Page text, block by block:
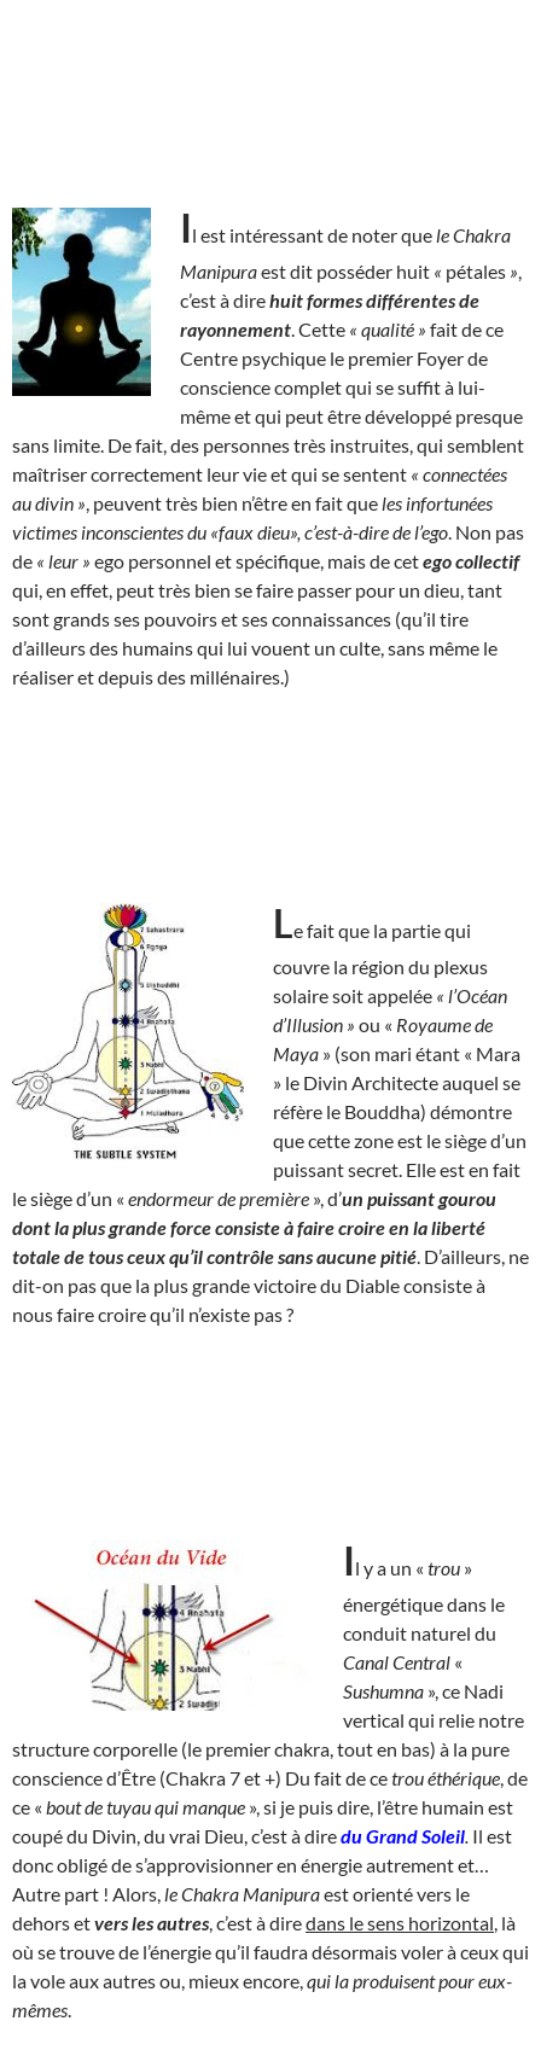
Il est intéressant de noter que le Chakra
Manipuraest dit posséder huit « pétales »
c’est à direhuit formes différentes de
rayonnement . Cette « qualité » fait de ce
Centre psychique le premier Foyer de
conscience complet qui se suffit à lui-
même et qui peut être développé presque
sans limite. De fait, des personnes très instruites, qui semblent
maîtriser correctement leur vie et qui se sentent « connectées
au divin » , peuvent très bien n’être en fait que les infortunées
victimes inconscientes du «faux dieu», c’est-à-dire de l’ego . Non pas
de « leur » ego personnel et spécifique, mais de cetego collectif
qui, en effet, peut très bien se faire passer pour un dieu, tant
sont grands ses pouvoirs et ses connaissances (qu’il tire
d’ailleurs des humains qui lui vouent un culte, sans même le
réaliser et depuis des millénaires.)
Le fait que la partie qui
couvre la région du plexus
solaire soit appelée « l’Océan
d’Illusion » ou « Royaume de
Maya » (son mari étant « Mara
» le Divin Architecte auquel se
réfère le Bouddha) démontre
que cette zone est le siège d’un
puissant secret. Elle est en fait
le siège d’un « endormeur de première », d’un puissant gourou
dont la plus grande force consiste à faire croire en la liberté
totale de tous ceux qu’il contrôle sans aucune pitié . D’ailleurs, ne
dit-on pas que la plus grande victoire du Diable consiste à
nous faire croire qu’il n’existe pas ?
Il y a un « trou »
énergétique dans le
conduit naturel du
Canal Central «
Sushumna », ce Nadi
vertical qui relie notre
structure corporelle (le premier chakra, tout en bas) à la pure
conscience d’Être (Chakra 7 et +) Du fait de cetrou éthérique , de
ce « bout de tuyau qui manque », si je puis dire, l’être humain est
coupé du Divin, du vrai Dieu, c’est à direduGrand Soleil Il est
donc obligé de s’approvisionner en énergie autrement et…
Autre part ! Alors, le Chakra Manipuraest orienté vers le
dehors etvers les autres , c’est à diredans le sens horizontal , là
où se trouve de l’énergie qu’il faudra désormais voler à ceux qui
la vole aux autres ou, mieux encore, qui la produisent pour eux-
mêmes